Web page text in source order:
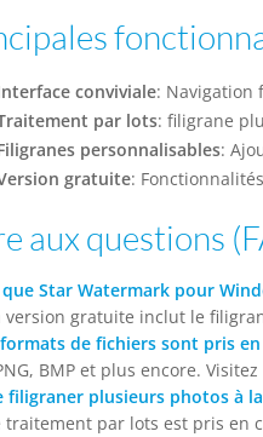
conviviale: Navigation
par lots: filigrane
personnalisables:
gratuite:
aux questions
que Star Watermark pour
version gratuite inclut le
de fichiers sont pris en
BMP et plus encore. Visitez
filigraner plusieurs photos à
traitement par lots est pris en